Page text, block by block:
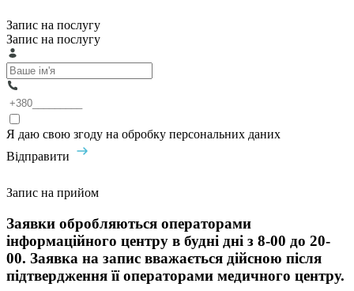
Запис на послугу
Запис на послугу
Я даю свою згоду на обробку персональних даних
Відправити
Запис на прийом
Заявки обробляються операторами
інформаційного центру в будні дні з 8-00 до 20-
00. Заявка на запис вважається дійсною після
підтвердження її операторами медичного центру.